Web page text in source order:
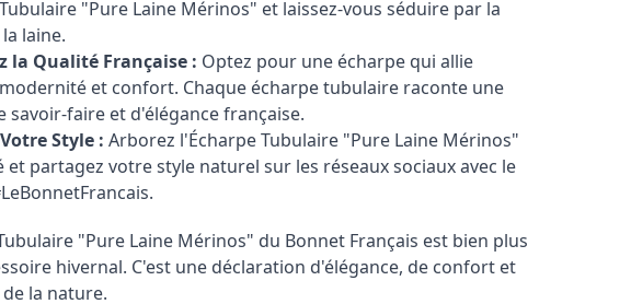
"Pure Laine Mérinos" et laissez-vous séduire par la
laine.
la Qualité Française : Optez pour une écharpe qui allie
et confort. Chaque écharpe tubulaire raconte une
savoir-faire et d'élégance française.
Style : Arborez l'Écharpe Tubulaire "Pure Laine Mérinos"
et partagez votre style naturel sur les réseaux sociaux avec le
"Pure Laine Mérinos" du Bonnet Français est bien plus
hivernal. C'est une déclaration d'élégance, de confort et
la nature.